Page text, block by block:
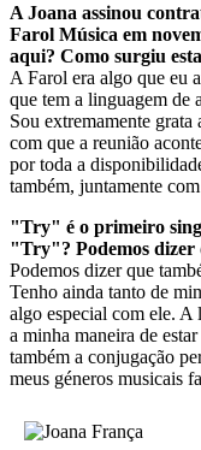
A Joana assinou
Farol Música em
aqui? Como surgiu
A Farol era algo que eu
que tem a linguagem de
Sou extremamente
com que a reunião
por toda a
também, juntamente
"Try" é o primeiro
"Try"? Podemos dizer
Podemos dizer que
Tenho ainda tanto de
algo especial com ele.
a minha maneira de
também a conjugação
meus géneros musicais